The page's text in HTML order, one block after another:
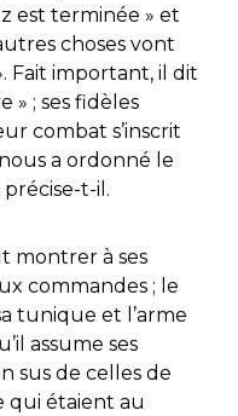
est terminée » et
choses vont
Fait important, il dit
» ; ses fidèles
combat s’inscrit
a ordonné le
précise-t-il.
montrer à ses
commandes ; le
tunique et l’arme
assume ses
sus de celles de
qui étaient au